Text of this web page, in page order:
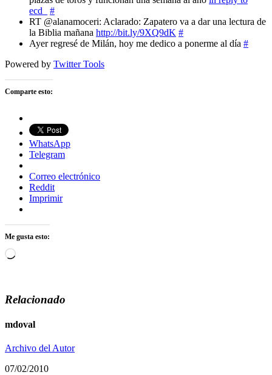
ecd_
#
RT @alanamoceri: Aclarado: Zapatero va a dar una lectura de
la Biblia mañana http://bit.ly/9XQ9dK #
Ayer regresé de Milán, hoy me dedico a ponerme al día #
Powered by Twitter Tools
Comparte esto:
WhatsApp
Telegram
Correo electrónico
Reddit
Imprimir
Me gusta esto:
Cargando...
Relacionado
mdoval
Archivo del Autor
07/02/2010